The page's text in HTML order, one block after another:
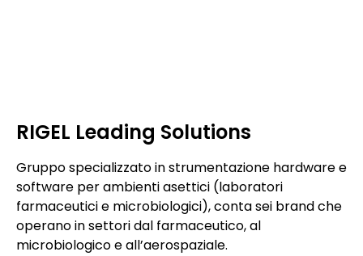
RIGEL Leading Solutions
Gruppo specializzato in strumentazione hardware e
software per ambienti asettici (laboratori
farmaceutici e microbiologici), conta sei brand che
operano in settori dal farmaceutico, al
microbiologico e all’aerospaziale.